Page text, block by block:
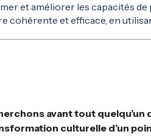
et améliorer les capacités
cohérente et efficace, en
avant tout quelqu’un
culturelle d’un